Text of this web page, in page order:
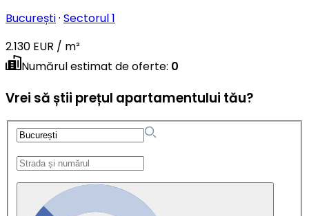
București· Sectorul 1
2.130 EUR / m²
Numărul estimat de oferte: 0
Vrei să știi prețul apartamentului tău?